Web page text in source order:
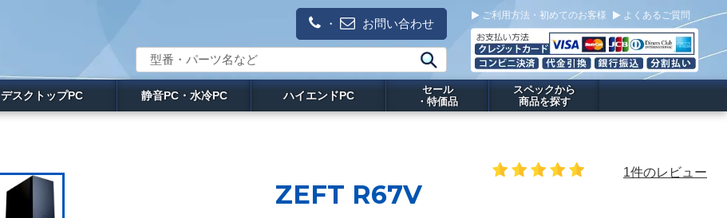
・ お問い合わせ
ご利用方法・初めてのお客様 よくあるご質問
デスクトップPC 静音PC・水冷PC ハイエンドPC
セール
・特価品
スペックから
商品を探す
ZEFT R67V
1件のレビュー